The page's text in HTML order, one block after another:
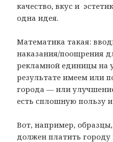
качество, вкус и
одна идея.
Математика такая:
наказания/поощрения
рекламной единицы на
результате имеем или
города — или
есть сплошную пользу
Вот, например,
должен платить